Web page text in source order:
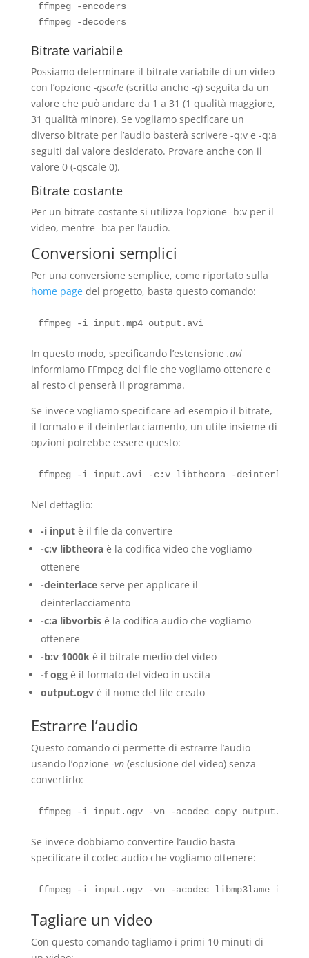
ffmpeg -encoders
Bitrate variabile
Possiamo determinare il bitrate variabile di un video
con l’opzione -qscale(scritta anche -q) seguita da un
valore che può andare da 1 a 31 (1 qualità maggiore,
31 qualità minore). Se vogliamo specificare un
diverso bitrate per l’audio basterà scrivere -q:v e -q:a
seguiti dal valore desiderato. Provare anche con il
valore 0 (-qscale 0).
Bitrate costante
Per un bitrate costante si utilizza l’opzione -b:v per il
video, mentre -b:a per l’audio.
Conversioni semplici
Per una conversione semplice, come riportato sulla
home pagedel progetto, basta questo comando:
ffmpeg -i input.mp4 output.avi
In questo modo, specificando l’estensione .avi
informiamo FFmpeg del file che vogliamo ottenere e
al resto ci penserà il programma.
Se invece vogliamo specificare ad esempio il bitrate,
il formato e il deinterlacciamento, un utile insieme di
opzioni potrebbe essere questo:
Nel dettaglio:
-i inputè il file da convertire
-c:v libtheoraè la codifica video che vogliamo
ottenere
-deinterlaceserve per applicare il
deinterlacciamento
-c:a libvorbisè la codifica audio che vogliamo
ottenere
-b:v 1000kè il bitrate medio del video
-f oggè il formato del video in uscita
output.ogvè il nome del file creato
Estrarre l’audio
Questo comando ci permette di estrarre l’audio
usando l’opzione -vn(esclusione del video) senza
convertirlo:
Se invece dobbiamo convertire l’audio basta
specificare il codec audio che vogliamo ottenere:
Tagliare un video
Con questo comando tagliamo i primi 10 minuti di